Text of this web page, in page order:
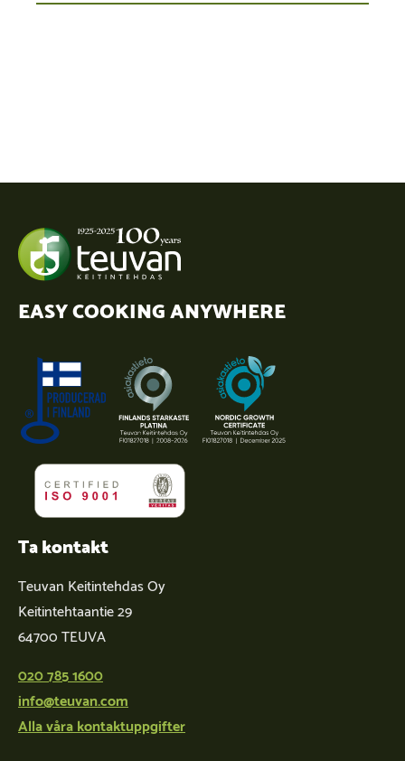
EASY COOKING ANYWHERE
Ta kontakt
Teuvan Keitintehdas Oy
Keitintehtaantie 29
64700 TEUVA
020 785 1600
info@teuvan.com
Alla våra kontaktuppgifter